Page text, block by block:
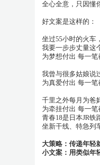
全心全意，只因懂
好文案是这样的：
坐过55小时的火车
我要一步步丈量这
为梦想付出 每一笔
我曾与很多姑娘说
为真爱付出 每一笔
千里之外每月为爸
为牵挂付出 每一笔
青春18是日本JR
坐新干线、特急列
大策略：传递年轻
小文案：用类似年